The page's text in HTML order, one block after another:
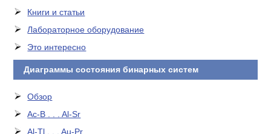
Книги и статьи
Лабораторное оборудование
Это интересно
Диаграммы состояния бинарных систем
Обзор
Ac-B . . . Al-Sr
Al-Tl . . . Au-Pr